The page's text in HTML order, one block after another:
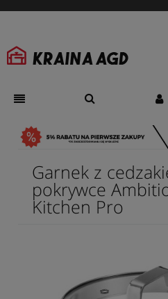
Garnek z
pokrywce
Kitchen Pro